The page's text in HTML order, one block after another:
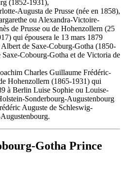
(1852-1931),
Augusta de Prusse (née en 1858),
ou Alexandra-Victoire-
de Prusse ou de Hohenzollern (25
qui épousera le 13 mars 1879
de Saxe-Coburg-Gotha (1850-
Cobourg-Gotha et de Victoria de
Charles Guillaume Frédéric-
Hohenzollern (1865-1931) qui
à Berlin Luise Sophie ou Louise-
Sonderbourg-Augustenbourg
Auguste de Schleswig-
Gotha Prince